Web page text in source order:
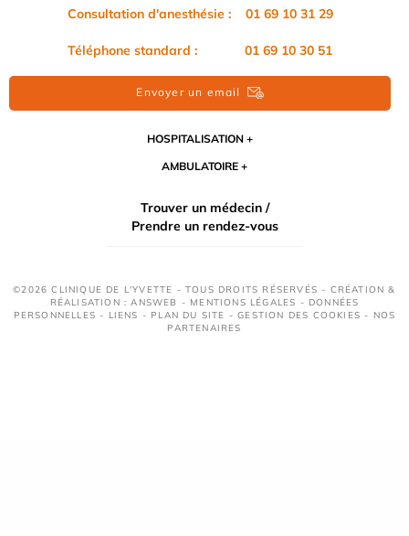
Consultation d'anesthésie : 01 69 10 31 29
Téléphone standard : 01 69 10 30 51
Envoyer un email
HOSPITALISATION
AMBULATOIRE
Trouver un médecin /
Prendre un rendez-vous
©2026 CLINIQUE DE L'YVETTE - TOUS DROITS RÉSERVÉS - CRÉATION &
RÉALISATION : ANSWEB - MENTIONS LÉGALES - DONNÉES
PERSONNELLES - LIENS - PLAN DU SITE -GESTION DES COOKIES - NOS
PARTENAIRES